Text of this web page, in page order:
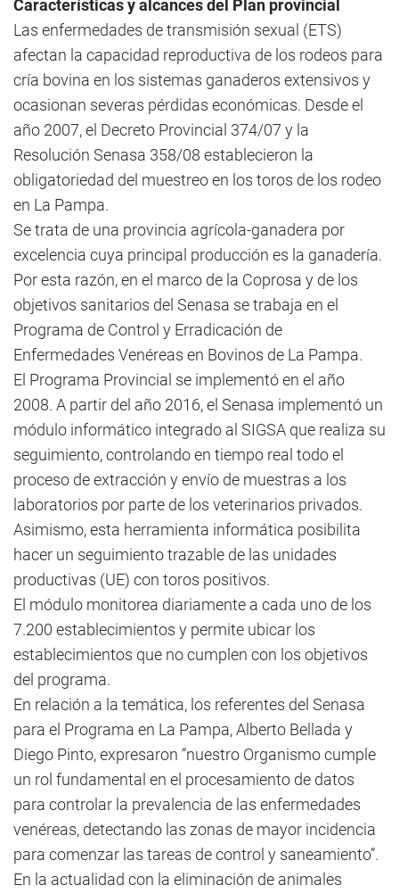
Características y alcances del Plan provincial
Las enfermedades de transmisión sexual (ETS)
afectan la capacidad reproductiva de los rodeos para
cría bovina en los sistemas ganaderos extensivos y
ocasionan severas pérdidas económicas. Desde el
año 2007, el Decreto Provincial 374/07 y la
Resolución Senasa 358/08 establecieron la
obligatoriedad del muestreo en los toros de los rodeo
en La Pampa.
Se trata de una provincia agrícola-ganadera por
excelencia cuya principal producción es la ganadería.
Por esta razón, en el marco de la Coprosa y de los
objetivos sanitarios del Senasa se trabaja en el
Programa de Control y Erradicación de
Enfermedades Venéreas en Bovinos de La Pampa.
El Programa Provincial se implementó en el año
2008. A partir del año 2016, el Senasa implementó un
módulo informático integrado al SIGSA que realiza su
seguimiento, controlando en tiempo real todo el
proceso de extracción y envío de muestras a los
laboratorios por parte de los veterinarios privados.
Asimismo, esta herramienta informática posibilita
hacer un seguimiento trazable de las unidades
productivas (UE) con toros positivos.
El módulo monitorea diariamente a cada uno de los
7.200 establecimientos y permite ubicar los
establecimientos que no cumplen con los objetivos
del programa.
En relación a la temática, los referentes del Senasa
para el Programa en La Pampa, Alberto Bellada y
Diego Pinto, expresaron “nuestro Organismo cumple
un rol fundamental en el procesamiento de datos
para controlar la prevalencia de las enfermedades
venéreas, detectando las zonas de mayor incidencia
para comenzar las tareas de control y saneamiento”.
En la actualidad con la eliminación de animales